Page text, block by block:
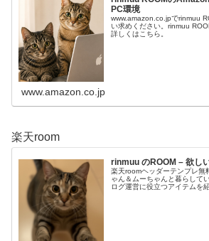
PC環境
www.amazon.co.jpでrinmuu
い求めください。rinmuu
詳しくはこちら。
www.amazon.co.jp
楽天room
rinmuu のROOM – 欲し
楽天roomヘッダーテンプレ無
ゃん＆ムーちゃんと暮らして
ログ運営に役立つアイテムを